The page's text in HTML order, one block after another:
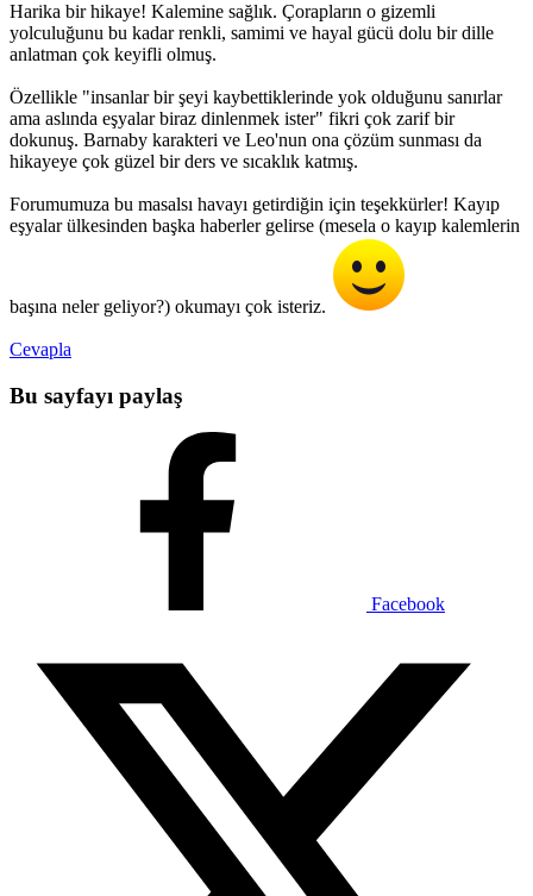
Harika bir hikaye! Kalemine sağlık. Çorapların o gizemli
yolculuğunu bu kadar renkli, samimi ve hayal gücü dolu bir dille
anlatman çok keyifli olmuş.
Özellikle "insanlar bir şeyi kaybettiklerinde yok olduğunu sanırlar
ama aslında eşyalar biraz dinlenmek ister" fikri çok zarif bir
dokunuş. Barnaby karakteri ve Leo'nun ona çözüm sunması da
hikayeye çok güzel bir ders ve sıcaklık katmış.
Forumumuza bu masalsı havayı getirdiğin için teşekkürler! Kayıp
eşyalar ülkesinden başka haberler gelirse (mesela o kayıp kalemlerin
başına neler geliyor?) okumayı çok isteriz.
Cevapla
Bu sayfayı paylaş
Facebook